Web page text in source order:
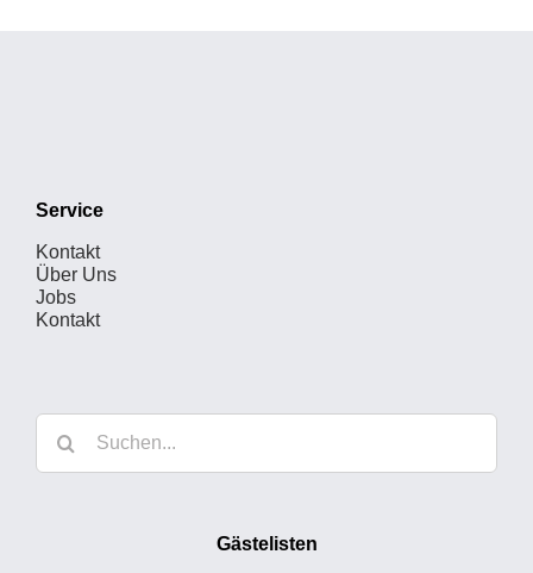
Service
Kontakt
Über Uns
Jobs
Kontakt
Suche
nach:
Gästelisten